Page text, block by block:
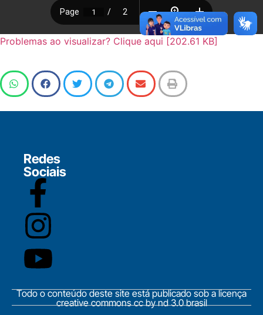
Problemas ao visualizar? Clique aqui [202.61 KB]
Redes
Sociais
Todo o conteúdo deste site está publicado sob a licença
creative commons cc by nd 3.0 brasil